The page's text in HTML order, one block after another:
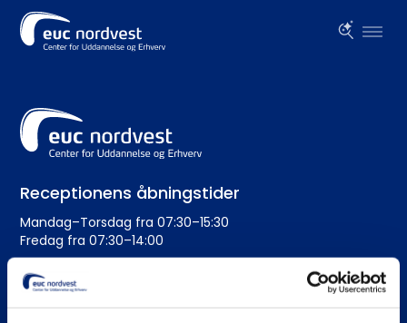
Receptionens åbningstider
Mandag–Torsdag fra 07:30–15:30
Fredag fra 07:30–14:00
Administration